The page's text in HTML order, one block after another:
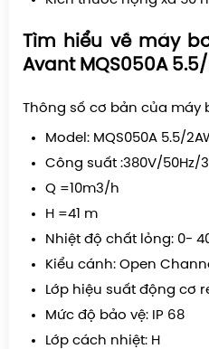
Tìm hiểu về máy
Avant MQS050A 5.5/
Thông số cơ bản của máy
Model: MQS050A 5.5/
Công suất :380V/50Hz/
Q =10m3/h
H =41 m
Nhiệt độ chất lỏng: 0-
Kiểu cánh: Open
Lớp hiệu suất động cơ
Mức độ bảo vệ: IP 68
Lớp cách nhiệt: H